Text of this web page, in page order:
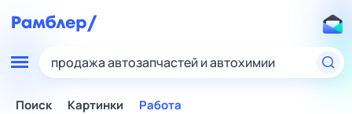
продажа автозапчастей и автохимии
Поиск Картинки Работа